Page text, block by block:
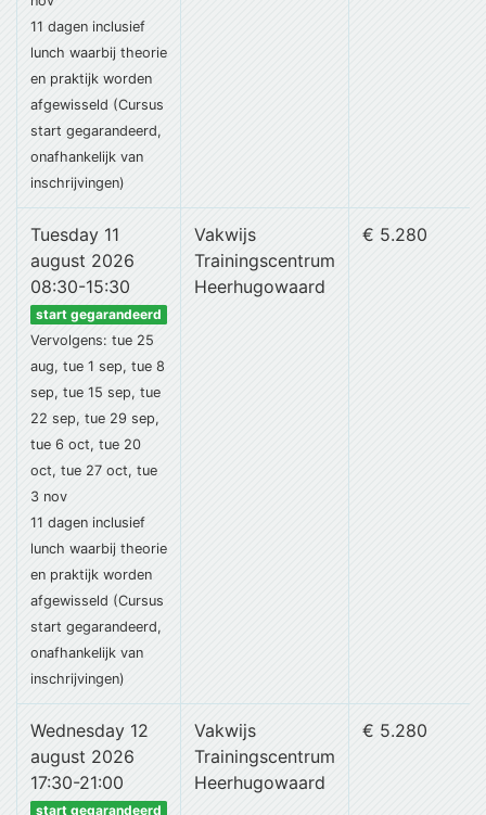
11 dagen inclusief
lunch waarbij theorie
en praktijk worden
afgewisseld (Cursus
start gegarandeerd,
onafhankelijk van
inschrijvingen)
Tuesday 11
august 2026
08:30-15:30
start gegarandeerd
Vervolgens: tue 25
aug, tue 1 sep, tue 8
sep, tue 15 sep, tue
22 sep, tue 29 sep,
tue 6 oct, tue 20
oct, tue 27 oct, tue
3 nov
11 dagen inclusief
lunch waarbij theorie
en praktijk worden
afgewisseld (Cursus
start gegarandeerd,
onafhankelijk van
inschrijvingen)
Vakwijs
Trainingscentrum
Heerhugowaard
€ 5.280
Wednesday 12
august 2026
17:30-21:00
start gegarandeerd
Vakwijs
Trainingscentrum
Heerhugowaard
€ 5.280